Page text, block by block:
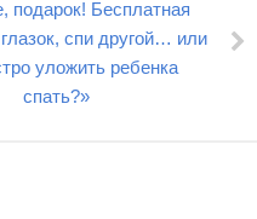
подарок! Бесплатная
спи другой… или
уложить ребенка
спать?»